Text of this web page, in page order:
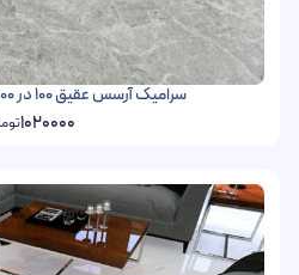
سرامیک آرسس عقیق 100 در 100 پرسلان نانو پولیش
1020000تومان